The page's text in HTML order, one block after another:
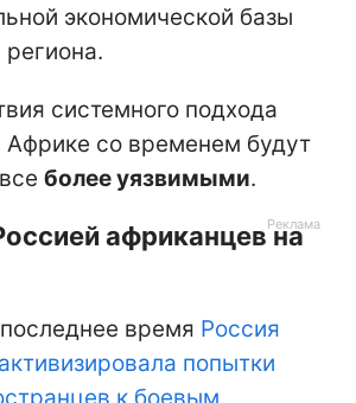
экономической базы
региона.
системного подхода
Африке со временем будут
более уязвимыми.
африканцев на
время Россия
попытки
к боевым